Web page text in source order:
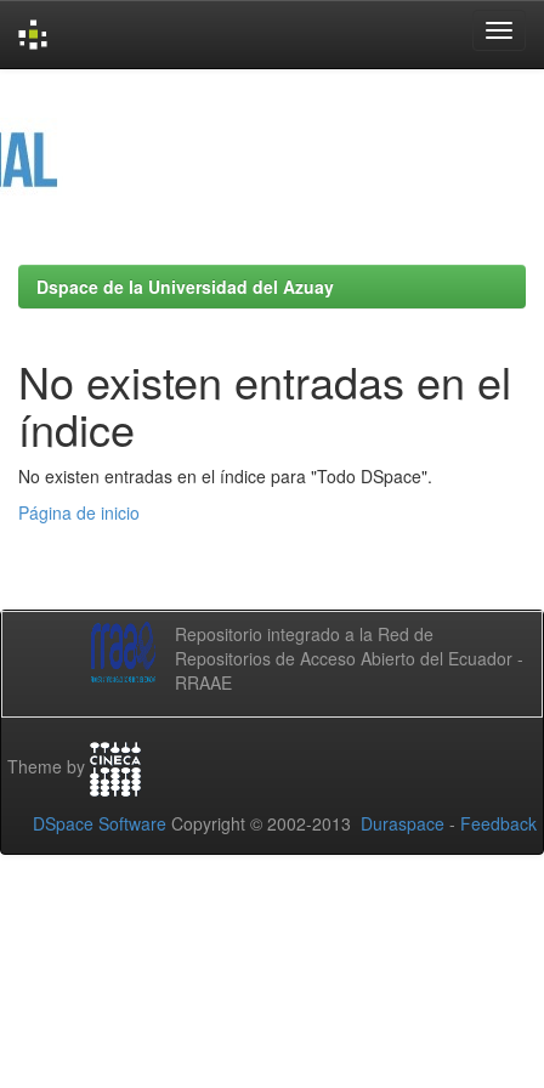
Dspace de la Universidad del Azuay
No existen entradas en el
índice
No existen entradas en el índice para "Todo DSpace".
Página de inicio
Repositorio integrado a la Red de
Repositorios de Acceso Abierto del Ecuador -
RRAAE
Theme by
DSpace Software Copyright © 2002-2013 Duraspace - Feedback